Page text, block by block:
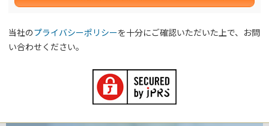
当社のプライバシーポリシーを十分にご確認いただいた上で、お問
い合わせください。